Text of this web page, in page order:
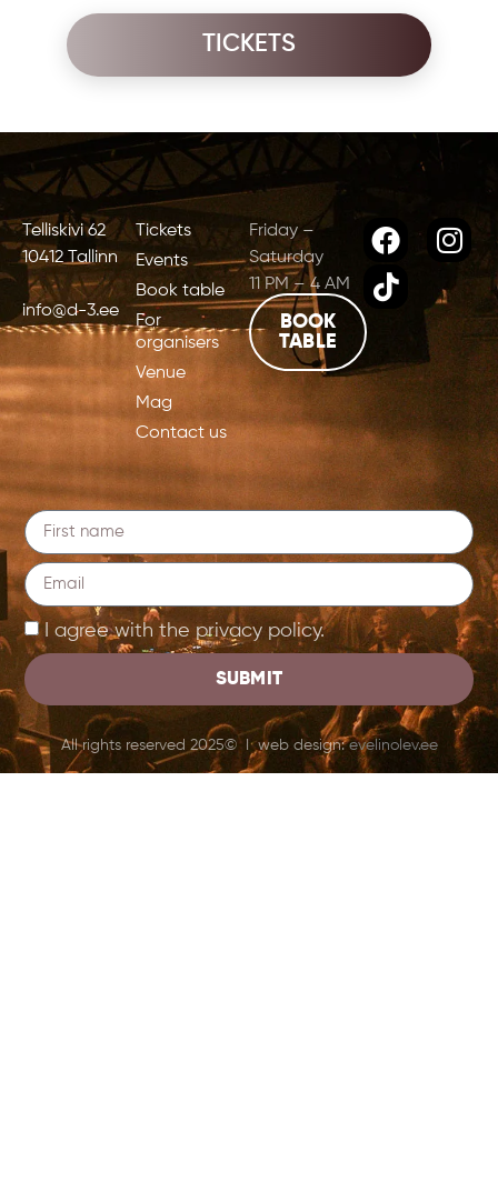
TICKETS
Friday –
Saturday
11 PM – 4 AM
BOOK
TABLE
Telliskivi 62
10412 Tallinn
info@d-3.ee
Tickets
Events
Book table
For
organisers
Venue
Mag
Contact us
I agree with the privacy policy.
SUBMIT
All rights reserved 2025© I web design:evelinolev.ee